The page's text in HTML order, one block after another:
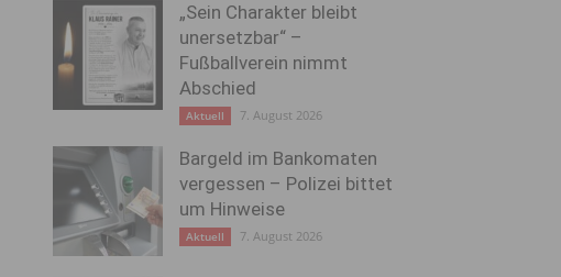
„Sein Charakter bleibt
unersetzbar“ –
Fußballverein nimmt
Abschied
Aktuell 7. August 2026
Bargeld im Bankomaten
vergessen – Polizei bittet
um Hinweise
Aktuell 7. August 2026